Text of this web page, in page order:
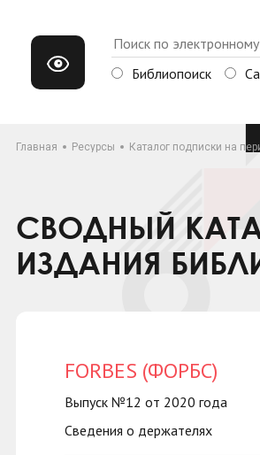
Библиопоиск
Главная Ресурсы Каталог подписки на
СВОДНЫЙ
ИЗДАНИЯ
FORBES (ФОРБС)
Выпуск №12 от 2020 года
Сведения о держателях